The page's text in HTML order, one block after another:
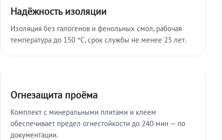
Надёжность изоляции
Изоляция без галогенов и фенольных смол, рабочая
температура до 150 °C, срок службы не менее 25 лет.
Огнезащита проёма
Комплект с минеральными плитами и клеем
обеспечивает предел огнестойкости до 240 мин — по
документации.